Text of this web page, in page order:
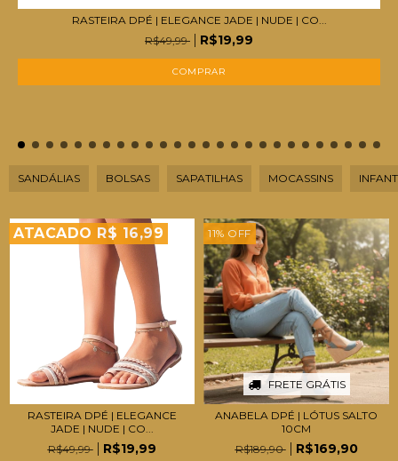
RASTEIRA DPÉ | ELEGANCE JADE | NUDE | CO...
R$49,99
R$19,99
COMPRAR
SANDÁLIAS BOLSAS SAPATILHAS MOCASSINS
ATACADO R$ 16,99
RASTEIRA DPÉ | ELEGANCE
JADE | NUDE | CO...
R$49,99
R$19,99
11% OFF
FRETE GRÁTIS
ANABELA DPÉ | LÓTUS SALTO
10CM
R$189,90
R$169,90